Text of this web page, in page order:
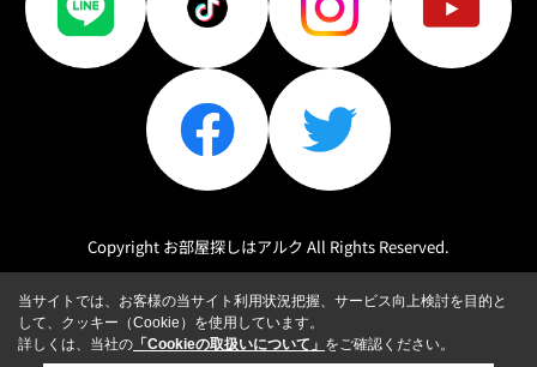
Copyright お部屋探しはアルク All Rights Reserved.
当サイトでは、お客様の当サイト利用状況把握、サービス向上検討を目的と
して、クッキー（Cookie）を使用しています。
詳しくは、当社の 「Cookieの取扱いについて」 をご確認ください。